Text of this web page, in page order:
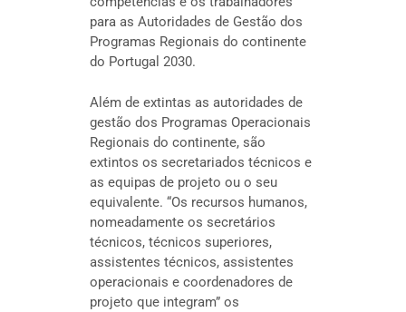
para as Autoridades de Gestão dos
Programas Regionais do continente
do Portugal 2030.
Além de extintas as autoridades de
gestão dos Programas Operacionais
Regionais do continente, são
extintos os secretariados técnicos e
as equipas de projeto ou o seu
equivalente. “Os recursos humanos,
nomeadamente os secretários
técnicos, técnicos superiores,
assistentes técnicos, assistentes
operacionais e coordenadores de
projeto que integram” os